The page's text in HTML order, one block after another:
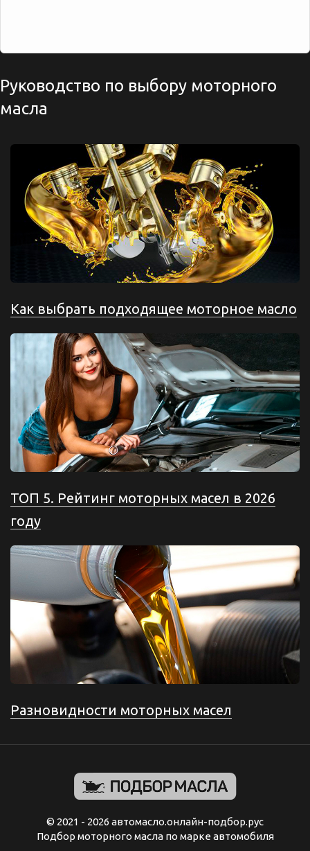
Руководство по выбору моторного
масла
Как выбрать подходящее моторное масло
ТОП 5. Рейтинг моторных масел в 2026
году
Разновидности моторных масел
© 2021 - 2026 автомасло.онлайн-подбор.рус
Подбор моторного масла по марке автомобиля